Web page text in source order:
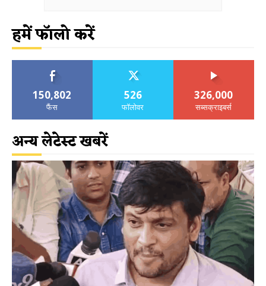
हमें फॉलो करें
150,802
फैंस
526
फॉलोवर
326,000
सब्सक्राइबर्स
अन्य लेटेस्ट खबरें